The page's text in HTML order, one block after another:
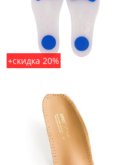
+скидка 20%